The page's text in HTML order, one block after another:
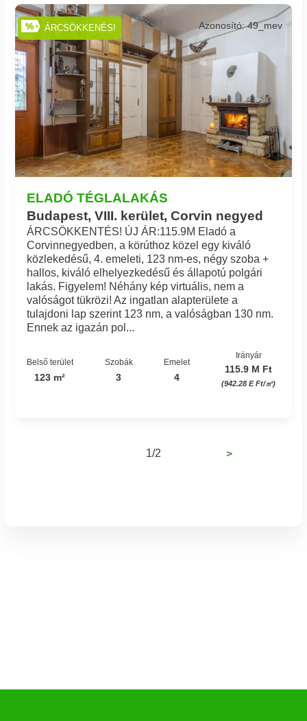
ELADÓ TÉGLALAKÁS
Budapest, VIII. kerület, Corvin negyed
Azonosító: 49_mev
ÁRCSÖKKENTÉS! ÚJ ÁR:115.9M Eladó a
Corvinnegyedben, a körúthoz közel egy kiváló
közlekedésű, 4. emeleti, 123 nm-es, négy szoba +
hallos, kiváló elhelyezkedésű és állapotú polgári
lakás. Figyelem! Néhány kép virtuális, nem a
valóságot tükrözi! Az ingatlan alapterülete a
tulajdoni lap szerint 123 nm, a valóságban 130 nm.
Ennek az igazán pol...
Belső terület
123 m²
Szobák
3
Emelet
4
Irányár
115.9 M Ft
(942.28 E Ft/㎡)
ÁRCSÖKKENÉS!
1/2 >